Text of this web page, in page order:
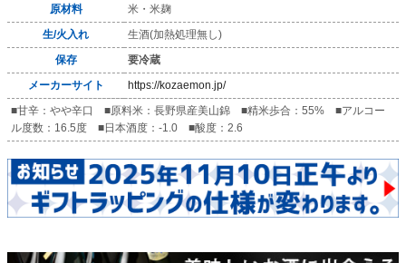
原材料
米・米麹
生/火入れ
生酒(加熱処理無し)
保存
要冷蔵
メーカーサイト
https://kozaemon.jp/
■甘辛：やや辛口 ■原料米：長野県産美山錦 ■精米歩合：55% ■アルコー
ル度数：16.5度 ■日本酒度：-1.0 ■酸度：2.6